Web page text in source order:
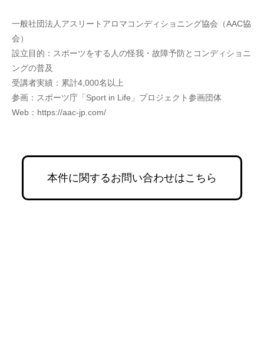
一般社団法人アスリートアロマコンディショニング協会（AAC協
会）
設立目的：スポーツをする人の怪我・故障予防とコンディショニ
ングの普及
受講者実績：累計4,000名以上
参画：スポーツ庁「Sport in Life」プロジェクト参画団体
Web：https://aac-jp.com/
本件に関するお問い合わせはこちら